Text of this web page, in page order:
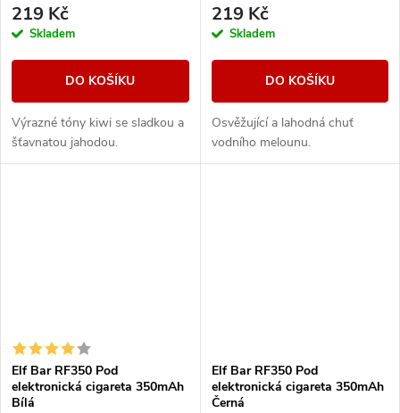
219 Kč
Skladem
DO KOŠÍKU
Výrazné tóny kiwi se sladkou a
šťavnatou jahodou.
219 Kč
Skladem
DO KOŠÍKU
Osvěžující a lahodná chuť
vodního melounu.
Elf Bar RF350 Pod
elektronická cigareta 350mAh
Bílá
Elf Bar RF350 Pod
elektronická cigareta 350mAh
Černá